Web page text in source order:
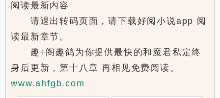
阅读最新内容
请退出转码页面，请下载好阅小说app 阅
读最新章节。
趣÷阁趣鸽为你提供最快的和魔君私定终
身后更新，第十八章 再相见免费阅读。
www.ahfgb.com